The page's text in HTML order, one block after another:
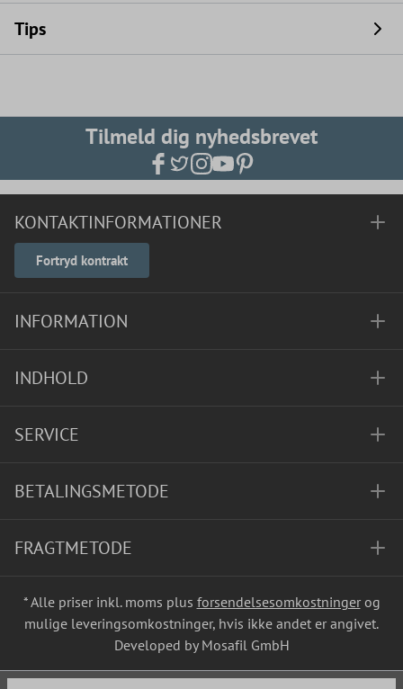
Tips
Tilmeld dig nyhedsbrevet
KONTAKTINFORMATIONER
Fortryd kontrakt
INFORMATION
INDHOLD
SERVICE
BETALINGSMETODE
FRAGTMETODE
* Alle priser inkl. moms plus forsendelsesomkostningerog
mulige leveringsomkostninger, hvis ikke andet er angivet.
Developed by Mosafil GmbH